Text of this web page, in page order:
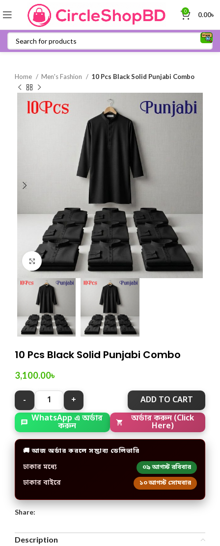
0 0.00৳
Home Men's Fashion 10 Pcs Black Solid Punjabi Combo
Click to enlarge
10 Pcs Black Solid Punjabi Combo
3,100.00৳
ADD TO CART
WhatsApp এ অর্ডার
করুন
অর্ডার করুন (Click
Here)
🚚 আজ অর্ডার করলে সম্ভাব্য ডেলিভারি
ঢাকার মধ্যে ০৯ আগস্ট রবিবার
ঢাকার বাইরে ১০ আগস্ট সোমবার
Share:
Description